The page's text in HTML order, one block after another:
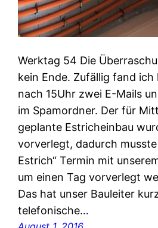
Werktag 54 Die
kein Ende. Zufällig fand ich
nach 15Uhr zwei E-Mails
im Spamordner. Der für
geplante Estricheinbau
vorverlegt, dadurch
Estrich“ Termin mit
um einen Tag vorverlegt
Das hat unser Bauleiter
telefonische…